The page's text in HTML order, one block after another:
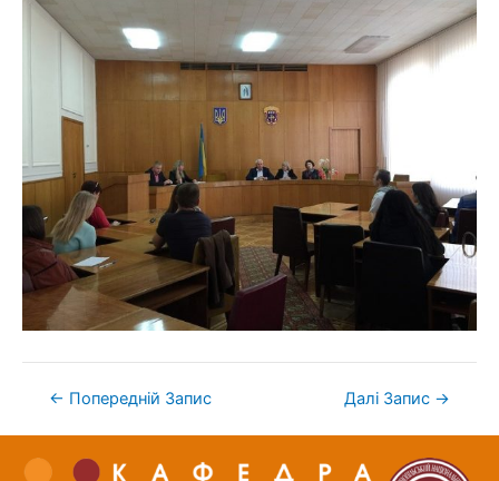
← Попередній Запис Далі Запис →